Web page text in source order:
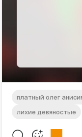
платный олег
лихие девяностые